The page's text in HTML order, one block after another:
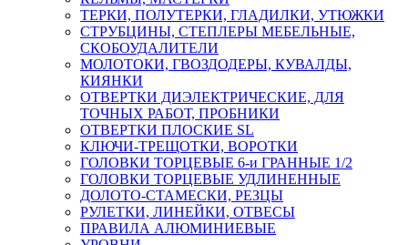
ТЕРКИ, ПОЛУТЕРКИ, ГЛАДИЛКИ, УТЮЖКИ
СТРУБЦИНЫ, СТЕПЛЕРЫ МЕБЕЛЬНЫЕ,
СКОБОУДАЛИТЕЛИ
МОЛОТОКИ, ГВОЗДОДЕРЫ, КУВАЛДЫ,
КИЯНКИ
ОТВЕРТКИ ДИЭЛЕКТРИЧЕСКИЕ, ДЛЯ
ТОЧНЫХ РАБОТ, ПРОБНИКИ
ОТВЕРТКИ ПЛОСКИЕ SL
КЛЮЧИ-ТРЕЩОТКИ, ВОРОТКИ
ГОЛОВКИ ТОРЦЕВЫЕ 6-и ГРАННЫЕ 1/2
ГОЛОВКИ ТОРЦЕВЫЕ УДЛИНЕННЫЕ
ДОЛОТО-СТАМЕСКИ, РЕЗЦЫ
РУЛЕТКИ, ЛИНЕЙКИ, ОТВЕСЫ
ПРАВИЛА АЛЮМИНИЕВЫЕ